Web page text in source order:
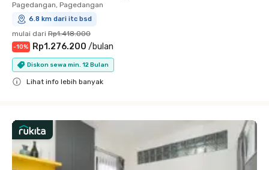
Pagedangan, Pagedangan
6.8 km dari itc bsd
mulai dari Rp1.418.000
-10% Rp1.276.200 /bulan
Diskon sewa min. 12 Bulan
Lihat info lebih banyak